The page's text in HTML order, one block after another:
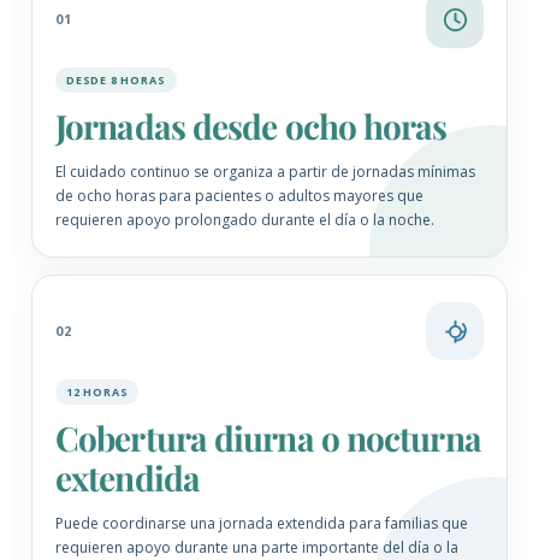
01
DESDE 8 HORAS
Jornadas desde ocho horas
El cuidado continuo se organiza a partir de jornadas mínimas
de ocho horas para pacientes o adultos mayores que
requieren apoyo prolongado durante el día o la noche.
02
12 HORAS
Cobertura diurna o nocturna
extendida
Puede coordinarse una jornada extendida para familias que
requieren apoyo durante una parte importante del día o la